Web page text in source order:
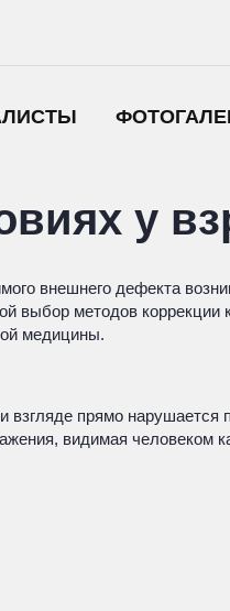
у
внешнего дефекта
методов коррекции
медицины.
прямо
видимая человеком